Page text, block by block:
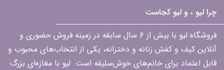
چرا لیو ، و لیو کجاست
فروشگاه لیو با بیش از ۶ سال سابقه در زمینه فروش حضوری و
آنلاین کیف و کفش زنانه و دخترانه، یکی از انتخاب‌های محبوب و
قابل اعتماد برای خانم‌های خوش‌سلیقه است. لیو با مغازه‌ای بزرگ